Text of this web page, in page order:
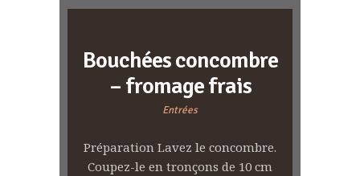
Bouchées concombre
– fromage frais
Entrées
Préparation Lavez le concombre.
Coupez-le en tronçons de 10 cm